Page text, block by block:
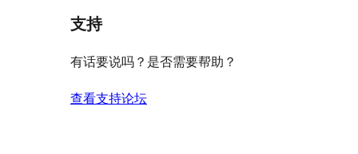
支持
有话要说吗？是否需要帮助？
查看支持论坛